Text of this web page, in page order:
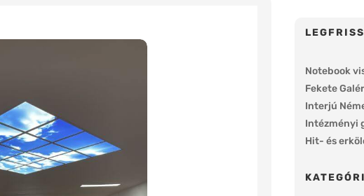
Notebook
Fekete
Interjú
Intézményi
Hit- és